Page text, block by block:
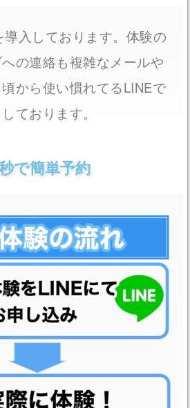
導入しております。体験の
の連絡も複雑なメールや
から使い慣れてるLINEで
ております。
で簡単予約